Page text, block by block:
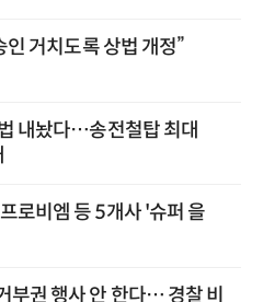
인 거치도록 상법 개정”
내놨다…송전철탑 최대
로비엠 등 5개사 '슈퍼 을
부권 행사 안 한다… 경찰 비